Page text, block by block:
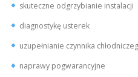
skuteczne odgrzybianie instalacji
diagnostykę usterek
uzupełnianie czynnika
naprawy pogwarancyjne